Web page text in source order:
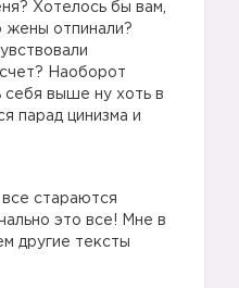
Хотелось бы вам,
жены отпинали?
Наоборот
себя выше ну хоть в
парад цинизма и
стараются
это все! Мне в
другие тексты